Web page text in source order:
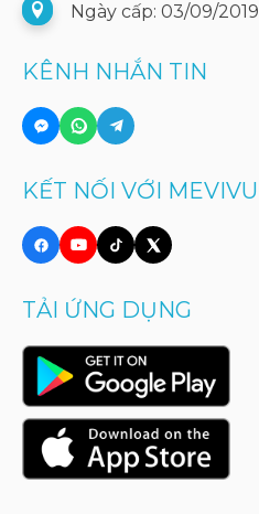
Ngày cấp: 03/09/2019
KÊNH NHẮN TIN
KẾT NỐI VỚI MEVIVU
TẢI ỨNG DỤNG